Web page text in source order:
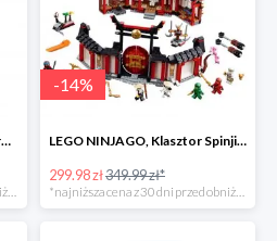
KinderKraft, Krzesełko do karmienia FINI
*najniższa cena z 30 dni przed obniżką
-14%
LEGO NINJAGO, Klasztor Spinjitzu 70670
299.98 zł349.99 zł*
*najniższa cena z 30 dni przed obniżką